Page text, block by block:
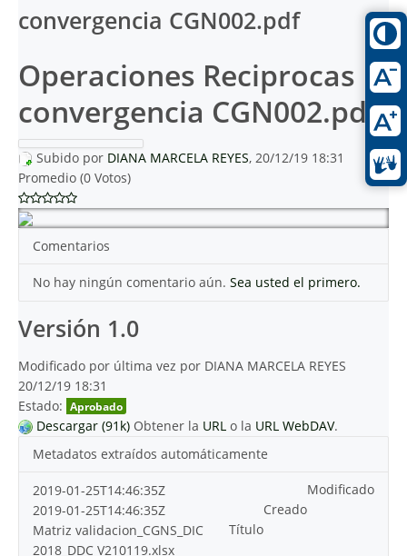
convergencia CGN002.pdf
Operaciones Reciprocas
convergencia CGN002.pdf
Subido por DIANA MARCELA REYES, 20/12/19 18:31
Promedio (0 Votos)
Comentarios
No hay ningún comentario aún. Sea usted el primero.
Versión 1.0
Modificado por última vez por DIANA MARCELA REYES
20/12/19 18:31
Estado: Aprobado
Descargar (91k) Obtener la URL o la URL WebDAV.
Metadatos extraídos automáticamente
Modificado
2019-01-25T14:46:35Z
Creado
2019-01-25T14:46:35Z
Título
Matriz validacion_CGNS_DIC
2018_DDC V210119.xlsx